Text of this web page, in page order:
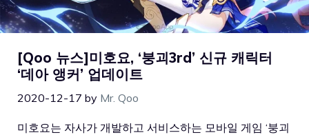
[Qoo 뉴스]미호요, ‘붕괴3rd’ 신규 캐릭터
‘데아 앵커’ 업데이트
2020-12-17 by Mr. Qoo
미호요는 자사가 개발하고 서비스하는 모바일 게임 ‘붕괴